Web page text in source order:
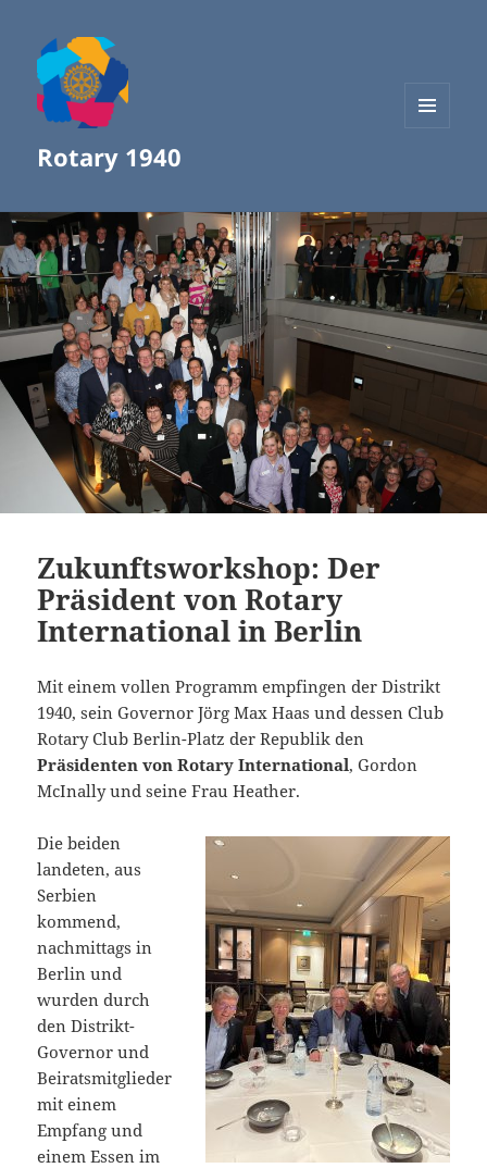
Rotary 1940
Zukunftsworkshop: Der
Präsident von Rotary
International in Berlin
Mit einem vollen Programm empfingen der Distrikt
1940, sein Governor Jörg Max Haas und dessen Club
Rotary Club Berlin-Platz der Republik den
Präsidenten von Rotary International, Gordon
McInally und seine Frau Heather.
Die beiden
landeten, aus
Serbien
kommend,
nachmittags in
Berlin und
wurden durch
den Distrikt-
Governor und
Beiratsmitglieder
mit einem
Empfang und
einem Essen im